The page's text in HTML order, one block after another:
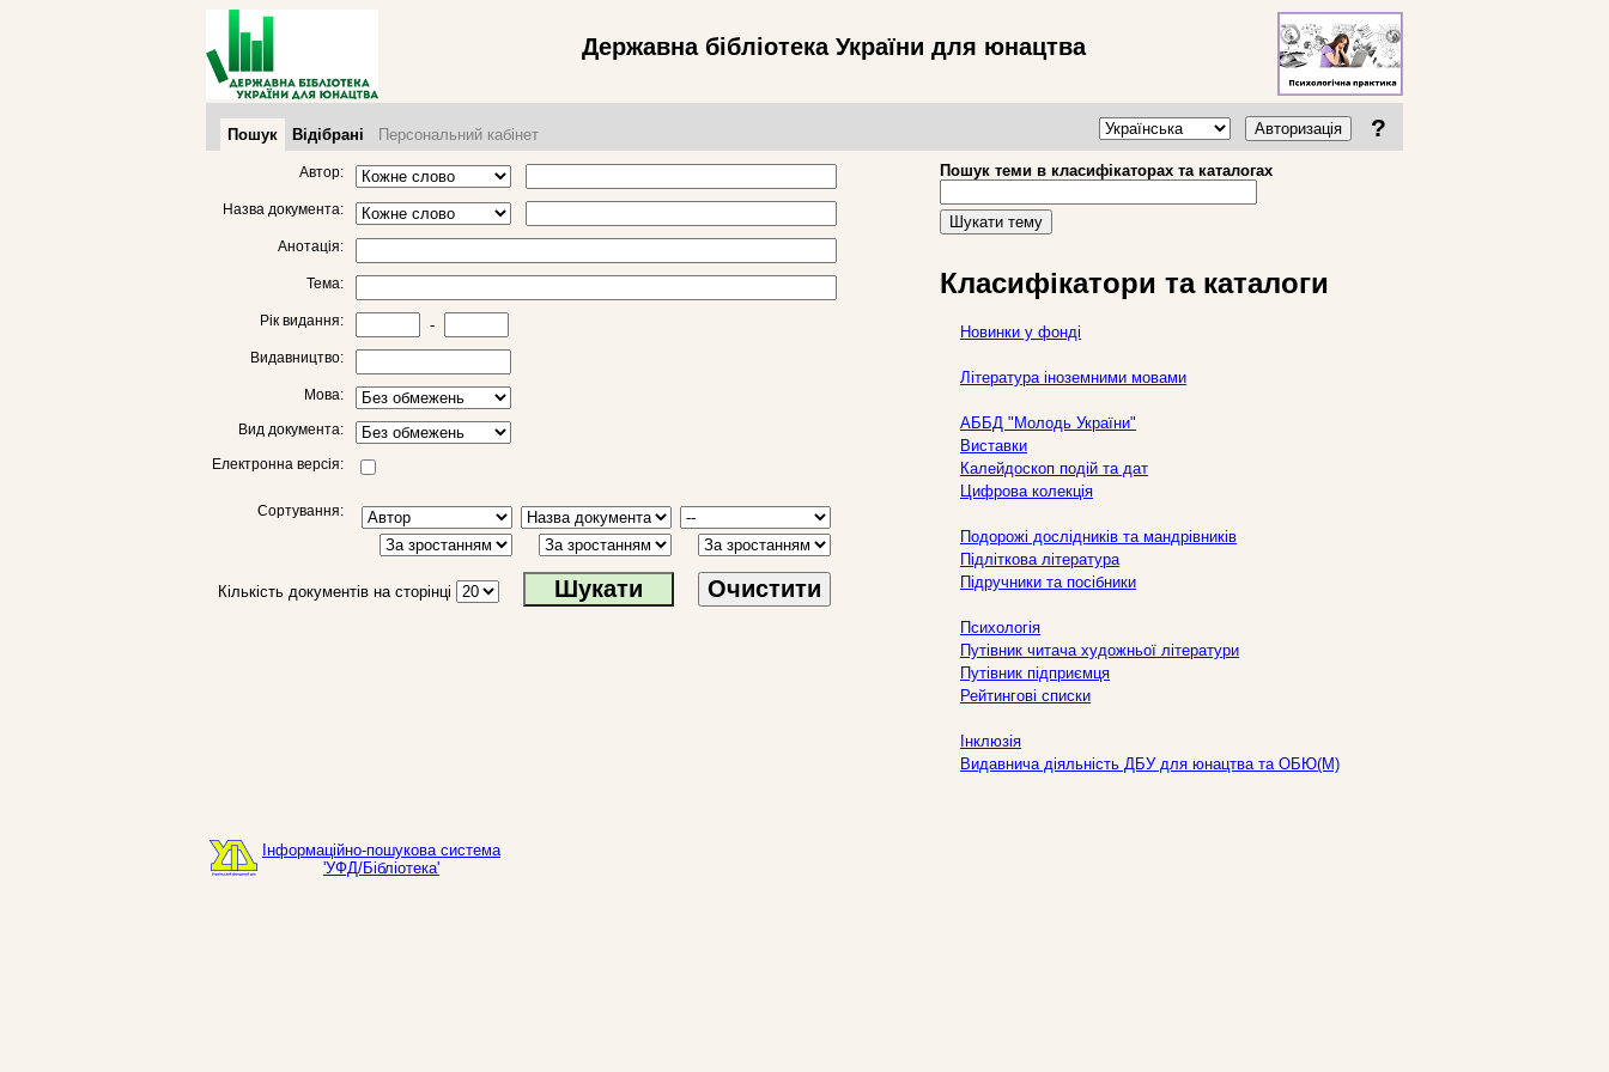
Державна бібліотека України для юнацтва
Пошук Відібрані Персональний кабінет Авторизація ?
Автор:
Назва документа:
Анотація:
Тема:
Рік видання: -
Видавництво:
Мова:
Вид документа:
Електронна версія:
Сортування:
Кількість документів на сторінці Очистити
Пошук теми в класифікаторах та каталогах
Шукати тему
Класифікатори та каталоги
Новинки у фонді
Література іноземними мовами
АББД "Молодь України"
Виставки
Калейдоскоп подій та дат
Цифрова колекція
Подорожі дослідників та мандрівників
Підліткова література
Підручники та посібники
Психологія
Путівник читача художньої літератури
Путівник підприємця
Рейтингові списки
Інклюзія
Видавнича діяльність ДБУ для юнацтва та ОБЮ(М)
Інформаційно-пошукова система
'УФД/Бібліотека'